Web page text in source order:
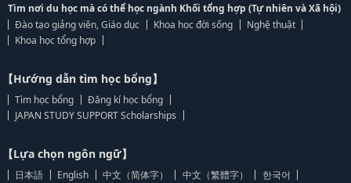
Tìm nơi du học mà có thể học ngành Khối tổng hợp (Tự nhiên và Xã hội)
Đào tạo giảng viên, Giáo dục
Khoa học đời sống
Nghệ thuật
Khoa học tổng hợp
【Hướng dẫn tìm học bổng】
Tìm học bổng
Đăng kí học bổng
JAPAN STUDY SUPPORT Scholarships
【Lựa chọn ngôn ngữ】
日本語 English 中文（简体字） 中文（繁體字）
한국어